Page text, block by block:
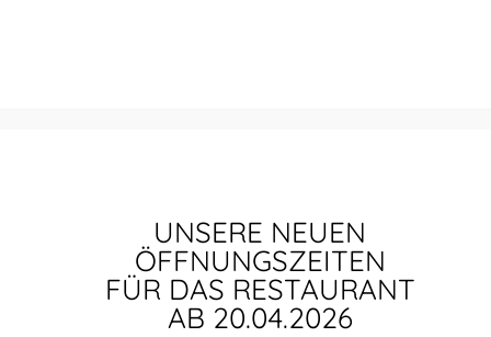
UNSERE NEUEN
ÖFFNUNGSZEITEN
FÜR DAS RESTAURANT
AB 20.04.2026